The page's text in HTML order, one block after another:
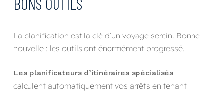
La planification est la clé d’un voyage serein. Bonne
nouvelle : les outils ont énormément progressé.
Les planificateurs d’itinéraires spécialisés
calculent automatiquement vos arrêts en tenant